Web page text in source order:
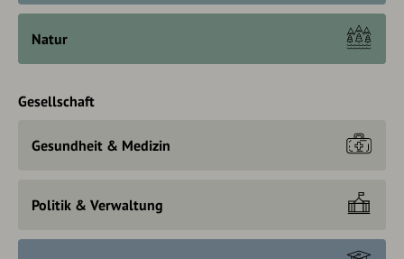
Natur
Gesellschaft
Gesundheit & Medizin
Politik & Verwaltung